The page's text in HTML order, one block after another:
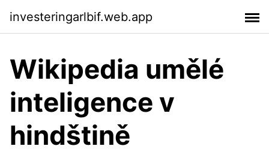
investeringarlbif.web.app
Wikipedia umělé
inteligence v
hindštině